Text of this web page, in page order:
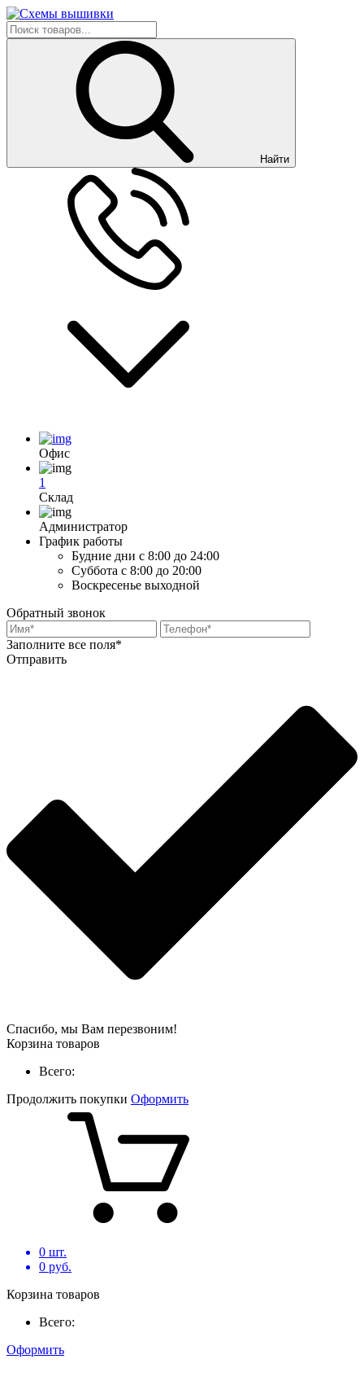
Найти
Офис
1
Склад
Администратор
График работы
Будние дни с 8:00 до 24:00
Суббота с 8:00 до 20:00
Воскресенье выходной
Обратный звонок
Заполните все поля*
Отправить
Спасибо, мы Вам перезвоним!
Корзина товаров
Всего:
Продолжить покупки Оформить
0 шт.
0 руб.
Корзина товаров
Всего:
Оформить